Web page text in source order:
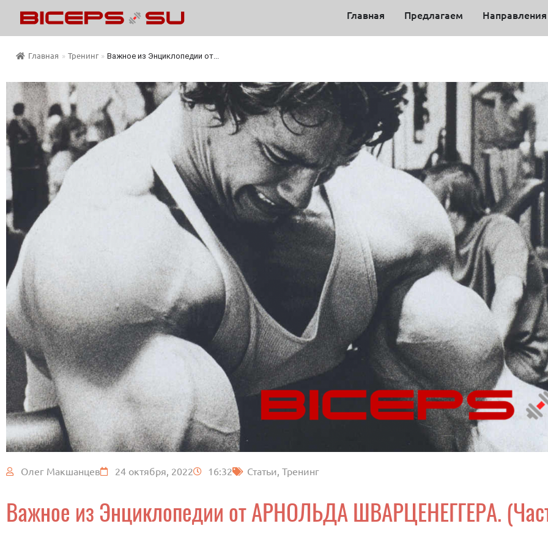
Главная Предлагаем Направления
Главная » Тренинг » Важное из Энциклопедии от...
Олег Макшанцев 24 октября, 2022 16:32 Статьи, Тренинг
Важное из Энциклопедии от АРНОЛЬДА ШВАРЦЕНЕГГЕРА.